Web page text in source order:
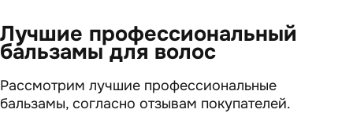
Лучшие профессиональный
бальзамы для волос
Рассмотрим лучшие профессиональные
бальзамы, согласно отзывам покупателей.